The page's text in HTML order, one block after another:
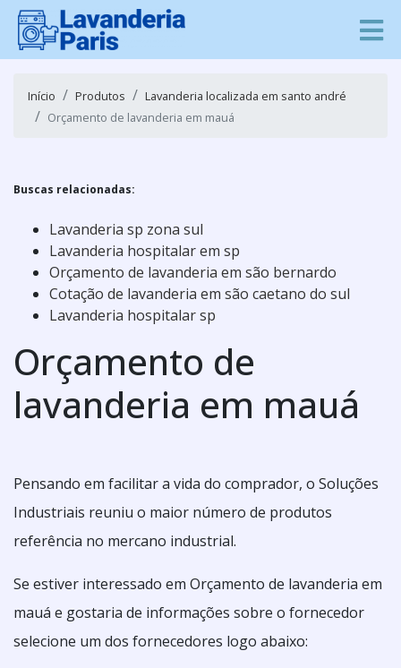
Início Produtos
Lavanderia localizada em santo andré
Orçamento de lavanderia em mauá
Buscas relacionadas:
Lavanderia sp zona sul
Lavanderia hospitalar em sp
Orçamento de lavanderia em são bernardo
Cotação de lavanderia em são caetano do sul
Lavanderia hospitalar sp
Orçamento de
lavanderia em mauá
Pensando em facilitar a vida do comprador, o Soluções
Industriais reuniu o maior número de produtos
referência no mercano industrial.
Se estiver interessado em Orçamento de lavanderia em
mauá e gostaria de informações sobre o fornecedor
selecione um dos fornecedores logo abaixo: